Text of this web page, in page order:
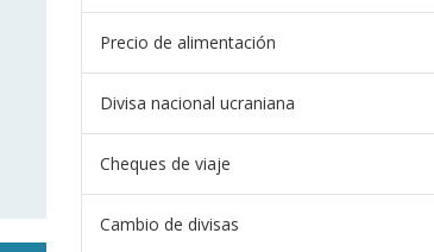
Precio de alimentación
Divisa nacional ucraniana
Cheques de viaje
Cambio de divisas